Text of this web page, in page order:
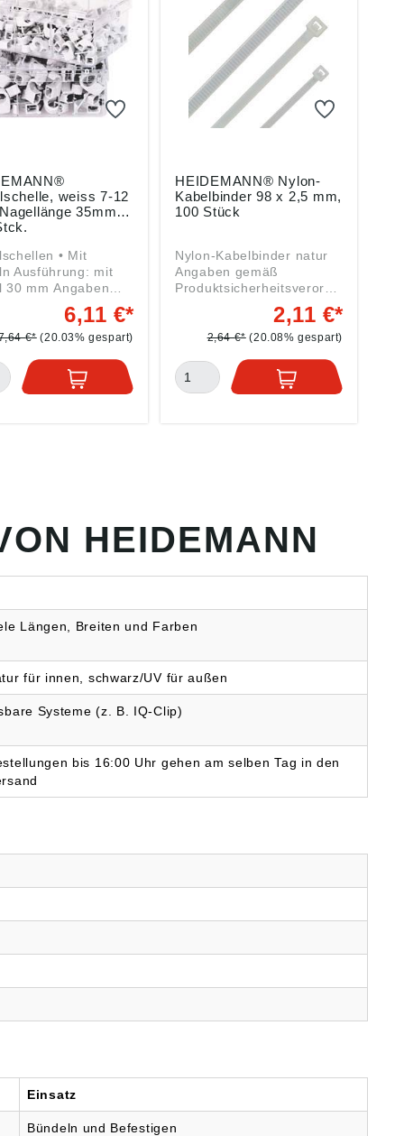
weiss 7-12
35mm,
• Mit
Ausführung: mit
Angaben
2023/998):
Drahtzieherweg
Willich, DE,
6,11 €*
€* (20.03% gespart)
HEIDEMANN® Nylon-
Kabelbinder 98 x 2,5 mm,
100 Stück
Nylon-Kabelbinder natur
Angaben gemäß
Produktsicherheitsverordn
ung ((EU) 2023/998):
HEIDEMANN Handelsges.
GmbH, Drahtzieherweg
info@heidemann-
handel.de
2,11 €*
2,64 €* (20.08% gespart)
HEIDEMANN
Längen, Breiten und Farben
für innen, schwarz/UV für außen
Systeme (z. B. IQ-Clip)
bis 16:00 Uhr gehen am selben Tag in den
Einsatz
Bündeln und Befestigen